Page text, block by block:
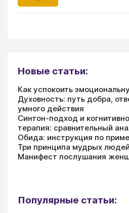
Новые статьи:
Как успокоить
Духовность: путь добра,
умного действия
Синтон-подход и
терапия: сравнительный
Обида: инструкция по
Три принципа мудрых людей
Манифест послушания
Популярные статьи: